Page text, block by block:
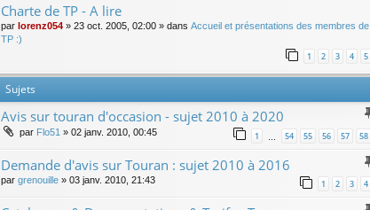
Charte de TP - A lire
par lorenz054 » 23 oct. 2005, 02:00 » dans Accueil et présentations des membres de
TP :)
1 2 3 4 5
Sujets
Avis sur touran d'occasion - sujet 2010 à 2020
par Flo51 » 02 janv. 2010, 00:45 1 54 55 56 57 58
Demande d'avis sur Touran : sujet 2010 à 2016
par grenouille » 03 janv. 2010, 21:43 1 2 3 4